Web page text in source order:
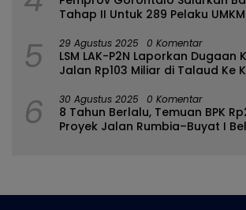
Tahap II Untuk 289 Pelaku
5 29 Agustus 2025 0 Komentar
LSM LAK-P2N Laporkan Dugaan
Jalan Rp103 Miliar di Talaud Ke
6 30 Agustus 2025 0 Komentar
8 Tahun Berlalu, Temuan BPK
Proyek Jalan Rumbia–Buyat I